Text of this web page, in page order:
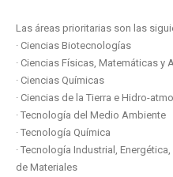
Las áreas prioritarias son las
· Ciencias Biotecnologías
· Ciencias Físicas, Matemáticas y
· Ciencias Químicas
· Ciencias de la Tierra e Hidro-
· Tecnología del Medio Ambiente
· Tecnología Química
· Tecnología Industrial,
de Materiales